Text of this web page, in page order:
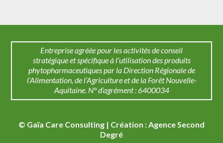
Entreprise agréée pour les activités de conseil
stratégique et spécifique à l’utilisation des produits
phytopharmaceutiques par la Direction Régionale de
l’Alimentation, de l’Agriculture et de la Forêt Nouvelle-
Aquitaine. N° d’agrément : 6400034
© Gaïa Care Consulting | Création :Agence Second
Degré